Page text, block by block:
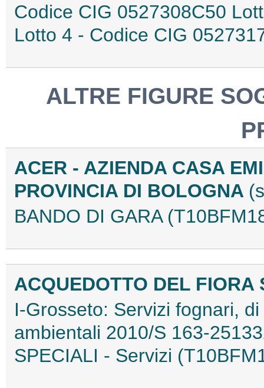
Codice CIG 0527308C50
Lotto 4 - Codice CIG
ALTRE FIGURE
ACER - AZIENDA CASA
PROVINCIA DI BOLOGNA
BANDO DI GARA
ACQUEDOTTO DEL FIORA
I-Grosseto: Servizi fognari,
ambientali 2010/S 163-
SPECIALI - Servizi